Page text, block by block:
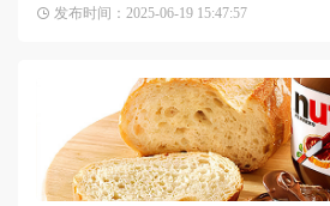
颗粒花生酱联手Whi
发布时间：2025-06-19 15:47:57